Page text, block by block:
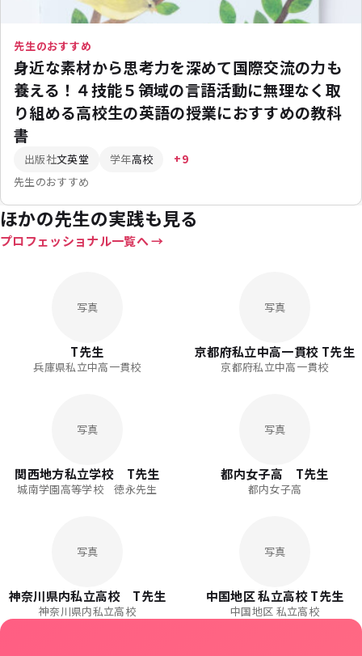
先生のおすすめ
身近な素材から思考力を深めて国際交流の力も
養える！４技能５領域の言語活動に無理なく取
り組める高校生の英語の授業におすすめの教科
書
出版社文英堂 学年高校 +9
先生のおすすめ
ほかの先生の実践も見る
プロフェッショナル一覧へ
写真
T先生
兵庫県私立中高一貫校
写真
京都府私立中高一貫校 T先生
京都府私立中高一貫校
写真
関西地方私立学校 T先生
城南学園高等学校 徳永先生
写真
都内女子高 T先生
都内女子高
写真
神奈川県内私立高校 T先生
神奈川県内私立高校
写真
中国地区 私立高校 T先生
中国地区 私立高校